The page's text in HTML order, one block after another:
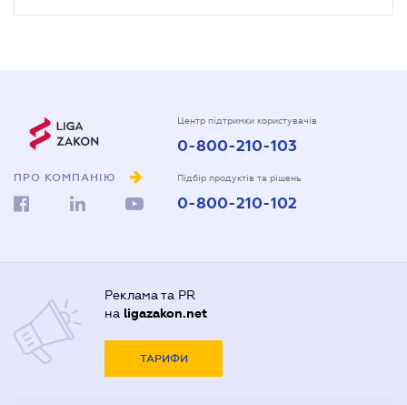
ПРО КОМПАНІЮ
Центр підтримки користувачів
0-800-210-103
Підбір продуктів та рішень
0-800-210-102
Реклама та PR
на ligazakon.net
ТАРИФИ